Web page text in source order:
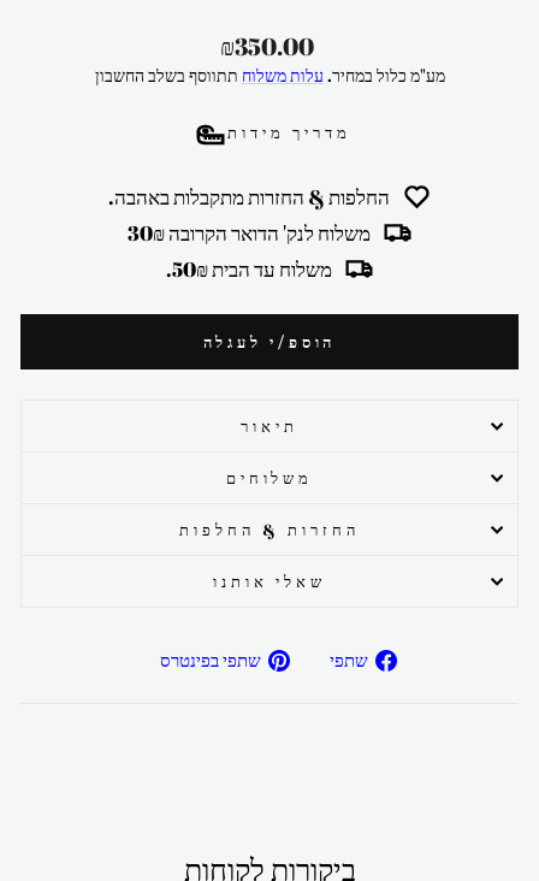
מחיר
רגיל
₪350.00
מע"מ כלול במחיר. עלות משלוח תתווסף בשלב החשבון
מדריך מידות
החלפות & החזרות מתקבלות באהבה.
משלוח לנק' הדואר הקרובה 30₪
משלוח עד הבית 50₪.
הוספ/י לעגלה
תיאור
משלוחים
החזרות & החלפות
שאלי אותנו
שתפי
שתפ/י שתפי בפינטרס
ביקורות לקוחות